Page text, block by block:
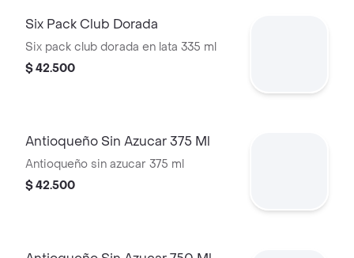
Six Pack Club Dorada
Six pack club dorada en lata 335 ml
$ 42.500
Antioqueño Sin Azucar 375 Ml
Antioqueño sin azucar 375 ml
$ 42.500